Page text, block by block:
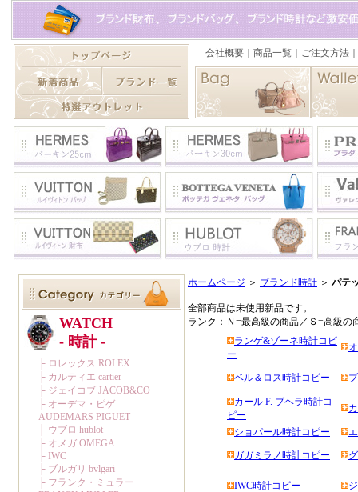
ホームページ ＞ ブランド時計 ＞ パテ
全部商品は未使用新品です。
ランク：Ｎ=最高級の商品／Ｓ=高級の
ランゲ&ゾーネ時計コピ
ー
ベル＆ロス時計コピー
カール F. ブヘラ時計コ
ピー
ショパール時計コピー
ガガミラノ時計コピー
IWC時計コピー